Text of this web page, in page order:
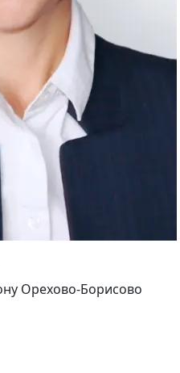
Орехово-Борисово